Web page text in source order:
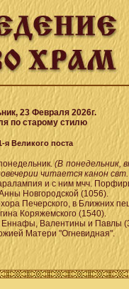
23 Февраля 2026г.
по старому стилю
Великого поста
(В понедельник,
читается канон
и с ним мчч.
Анны Новгородской (1056).
Печерского, в Ближних
Коряжемского (1540).
Еннафы, Валентины и Павлы
Матери "Огневидная".